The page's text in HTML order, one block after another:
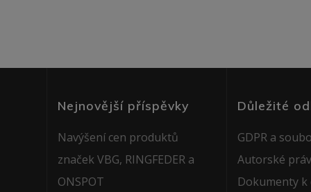
Nejnovější příspěvky
Navýšení cen produktů
značek VBG, RINGFEDER a
ONSPOT
Důležité
GDPR a
Autorské
Dokumenty